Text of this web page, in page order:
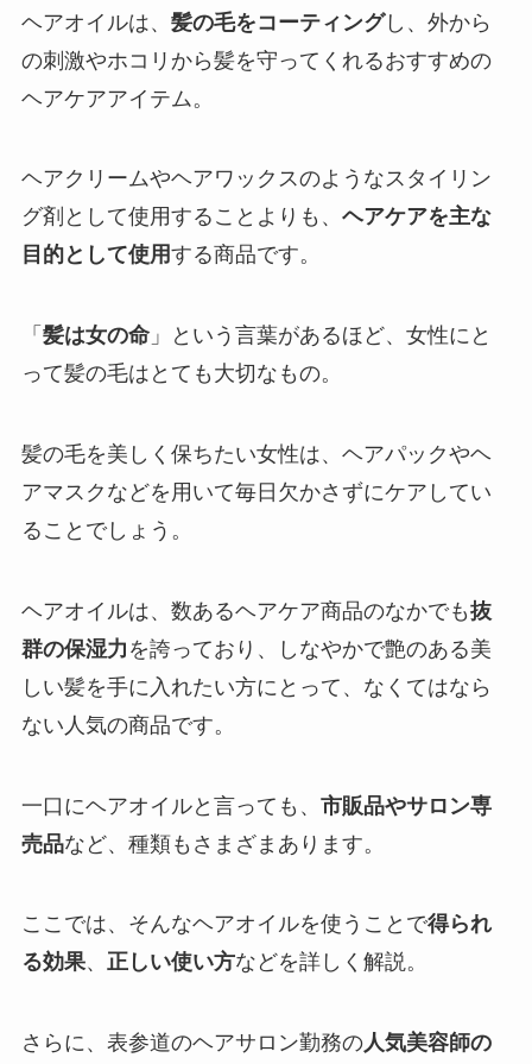
ヘアオイルは、 髪の毛をコーティングし、外から
の刺激やホコリから髪を守ってくれるおすすめの
ヘアケアアイテム。
ヘアクリームやヘアワックスのようなスタイリン
グ剤として使用することよりも、 ヘアケアを主な
目的として使用する商品です。
「 髪は女の命」という言葉があるほど、女性にと
って髪の毛はとても大切なもの。
髪の毛を美しく保ちたい女性は、ヘアパックやヘ
アマスクなどを用いて毎日欠かさずにケアしてい
ることでしょう。
ヘアオイルは、数あるヘアケア商品のなかでも抜
群の保湿力 を誇っており、しなやかで艶のある美
しい髪を手に入れたい方にとって、なくてはなら
ない人気の商品です。
一口にヘアオイルと言っても、 市販品やサロン専
売品など、種類もさまざまあります。
ここでは、そんなヘアオイルを使うことで得られ
る効果、 正しい使い方などを詳しく解説。
さらに、表参道のヘアサロン勤務の人気美容師の